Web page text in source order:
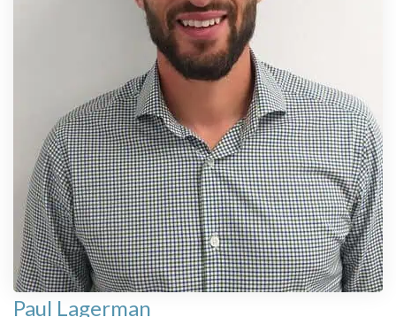
Paul Lagerman